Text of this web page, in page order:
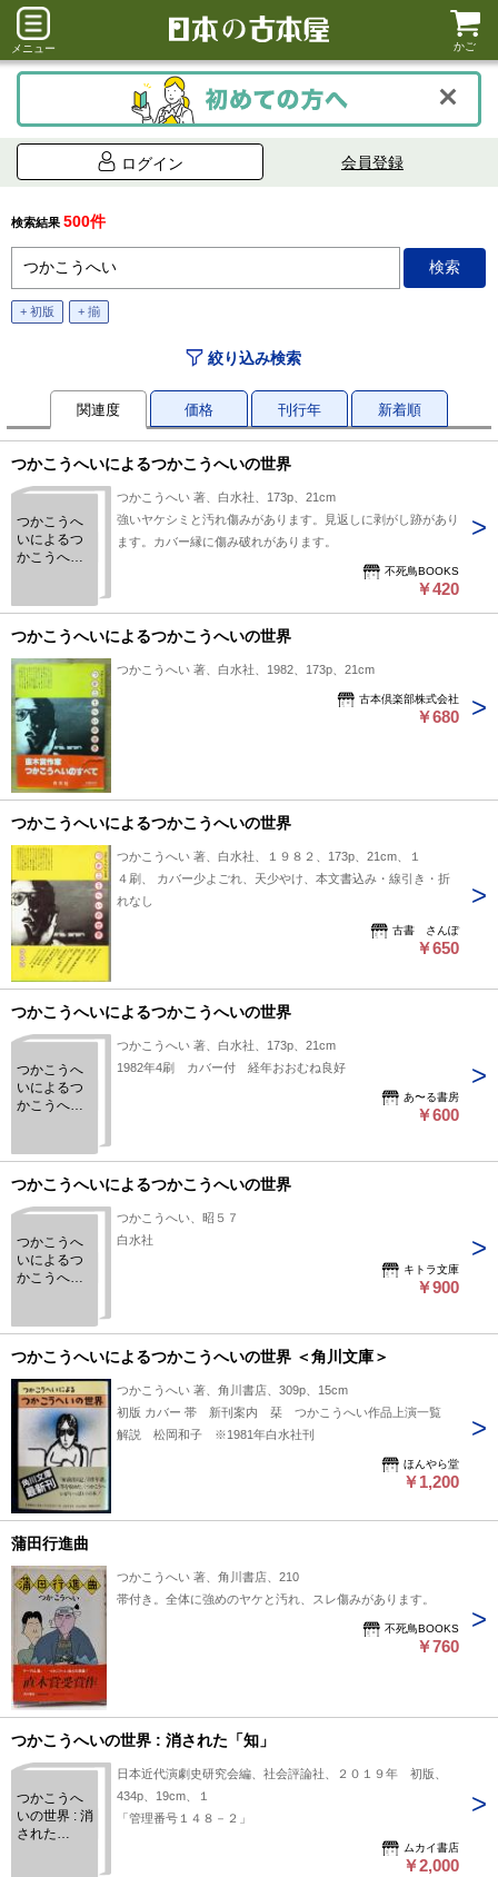
メニュー かご
ログイン 会員登録
検索結果 500件
+ 初版 + 揃
絞り込み検索
関連度 価格 刊行年 新着順
つかこうへいによるつかこうへいの世界
つかこうへ
いによるつ
かこうへい
つかこうへい 著、白水社、173p、21cm
強いヤケシミと汚れ傷みがあります。見返しに剥がし跡があり
ます。カバー縁に傷み破れがあります。
不死鳥BOOKS
￥420
つかこうへいによるつかこうへいの世界
つかこうへい 著、白水社、1982、173p、21cm
古本倶楽部株式会社
￥680
つかこうへいによるつかこうへいの世界
つかこうへい 著、白水社、１９８２、173p、21cm、１
４刷、 カバー少よごれ、天少やけ、本文書込み・線引き・折
れなし
古書 さんぽ
￥650
つかこうへいによるつかこうへいの世界
つかこうへ
いによるつ
かこうへい
つかこうへい 著、白水社、173p、21cm
1982年4刷 カバー付 経年おおむね良好
あ〜る書房
￥600
つかこうへいによるつかこうへいの世界
つかこうへ
いによるつ
かこうへい
つかこうへい、昭５７
白水社
キトラ文庫
￥900
つかこうへいによるつかこうへいの世界 ＜角川文庫＞
つかこうへい 著、角川書店、309p、15cm
初版 カバー 帯 新刊案内 栞 つかこうへい作品上演一覧
解説 松岡和子 ※1981年白水社刊
ほんやら堂
￥1,200
蒲田行進曲
つかこうへい 著、角川書店、210
帯付き。全体に強めのヤケと汚れ、スレ傷みがあります。
不死鳥BOOKS
￥760
つかこうへいの世界 : 消された「知」
つかこうへ
いの世界 : 消
された
日本近代演劇史研究会編、社会評論社、２０１９年 初版、
434p、19cm、１
「管理番号１４８－２」
ムカイ書店
￥2,000